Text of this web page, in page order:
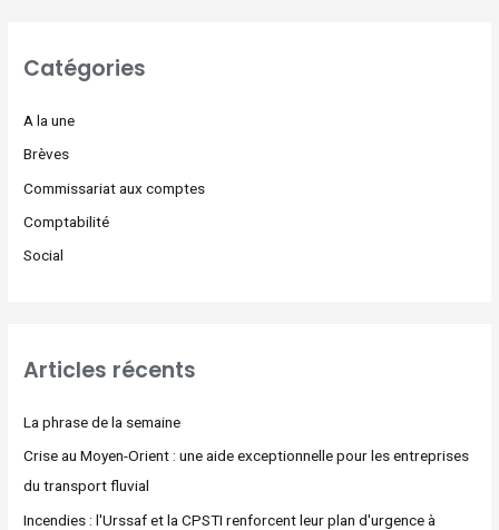
Catégories
A la une
Brèves
Commissariat aux comptes
Comptabilité
Social
Articles récents
La phrase de la semaine
Crise au Moyen-Orient : une aide exceptionnelle pour les entreprises
du transport fluvial
Incendies : l'Urssaf et la CPSTI renforcent leur plan d'urgence à